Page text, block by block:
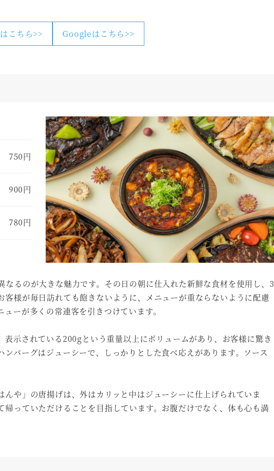
こちら>> Googleはこちら>>
750円
900円
780円
なるのが大きな魅力です。その日の朝に仕入れた新鮮な食材を使用し、3
様が毎日訪れても飽きないように、メニューが重ならないように配慮
ーが多くの常連客を引きつけています。
示されている200gという重量以上にボリュームがあり、お客様に驚き
バーグはジューシーで、しっかりとした食べ応えがあります。ソース
や」の唐揚げは、外はカリッと中はジューシーに仕上げられていま
っていただけることを目指しています。お腹だけでなく、体も心も満